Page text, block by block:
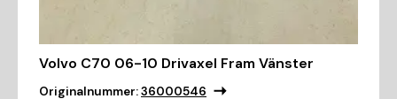
Volvo C70 06-10 Drivaxel Fram Vänster
Originalnummer:36000546